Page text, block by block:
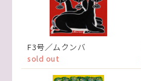
F3号／ムクンバ
sold out